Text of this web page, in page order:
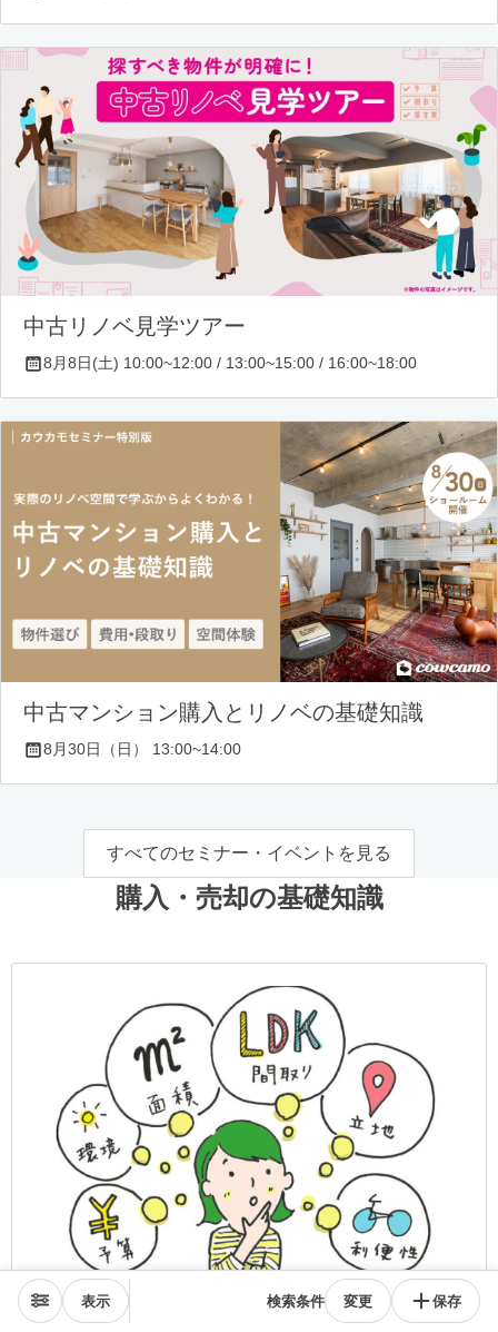
表示 検索条件 変更 保存
中古リノベ見学ツアー
8月8日(土) 10:00~12:00 / 13:00~15:00 / 16:00~18:00
中古マンション購入とリノベの基礎知識
8月30日（日） 13:00~14:00
すべてのセミナー・イベントを見る
購入・売却の基礎知識
中古住宅の買い方辞典